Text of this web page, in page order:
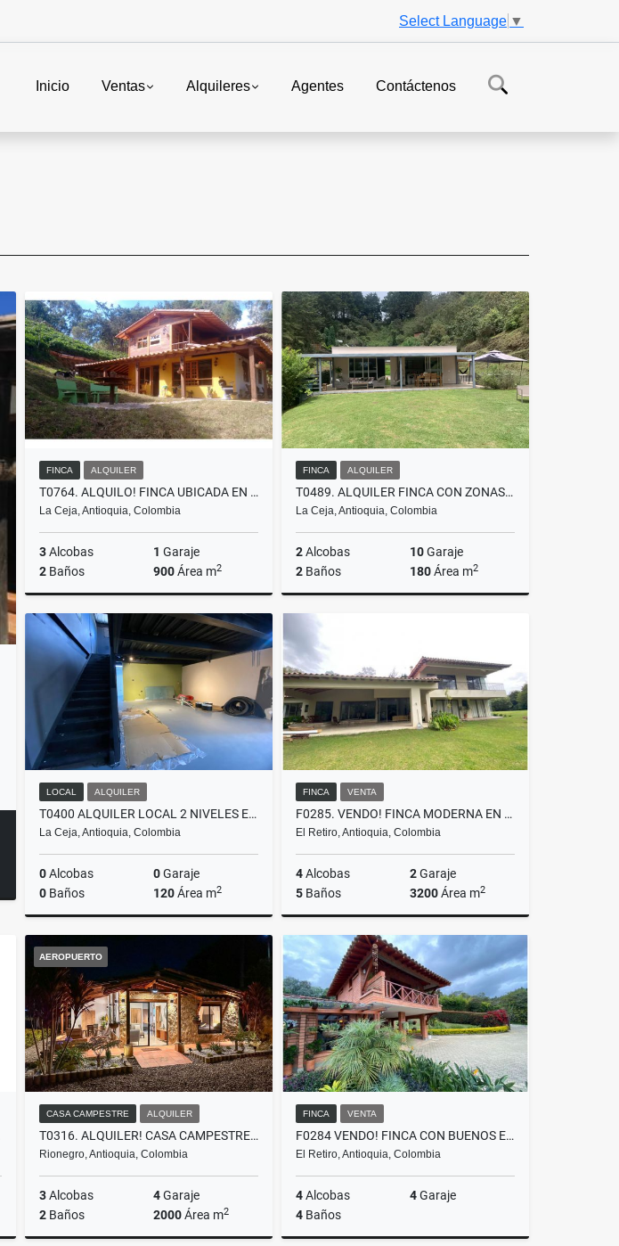
Select Language ▼
Inicio Ventas Alquileres Agentes Contáctenos
FINCA ALQUILER
T0764. ALQUILO! FINCA UBICADA EN PARCELACIÓN DEL YARUMO EN LA CEJA
La Ceja, Antioquia, Colombia
3Alcobas 1 Garaje
2 Baños 900Área m2
Alquiler
$3.900.000
FINCA ALQUILER
T0489. ALQUILER FINCA CON ZONAS VERDES
La Ceja, Antioquia, Colombia
2Alcobas 10Garaje
2 Baños 180Área m2
LOCAL ALQUILER
T0400 ALQUILER LOCAL 2 NIVELES EN MALL COMERCIAL CON POTENCIAL LA CEJA
La Ceja, Antioquia, Colombia
0Alcobas 0Garaje
0 Baños 120Área m2
Alquiler
$5.000.000
FINCA VENTA
F0285. VENDO! FINCA MODERNA EN PARCELACIÓN EXCLUSIVA UBICADA EL RETIRO
El Retiro, Antioquia, Colombia
4Alcobas 2Garaje
5 Baños 3200Área m2
Venta
$3.600.000.000
AEROPUERTO
CASA CAMPESTRE ALQUILER
T0316. ALQUILER! CASA CAMPESTRE AMOBLADA CERCA AL AEROPUERTO
Rionegro, Antioquia, Colombia
3Alcobas 4Garaje
2 Baños 2000Área m2
FINCA VENTA
F0284 VENDO! FINCA CON BUENOS ESPACIOS UBICACIÓN RESIDENCIAL EL RETIRO
El Retiro, Antioquia, Colombia
4Alcobas 4Garaje
4 Baños